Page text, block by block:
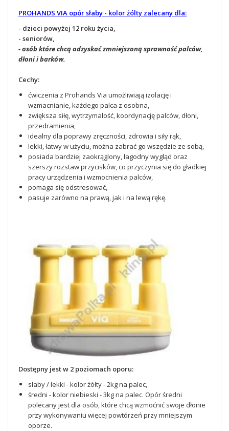
PROHANDS VIA opór słaby - kolor żólty zalecany dla:
- dzieci powyżej 12 roku życia,
- seniorów,
- osób które chcą odzyskać zmniejszoną sprawność palców,
dłoni i barków.
Cechy:
ćwiczenia z Prohands Via umożliwiają izolację i
wzmacnianie, każdego palca z osobna,
zwiększa siłę, wytrzymałość, koordynację palców, dłoni,
przedramienia,
idealny dla poprawy zręczności, zdrowia i siły rąk,
lekki, łatwy w użyciu, można zabrać go wszędzie ze sobą,
posiada bardziej zaokrąglony, łagodny wygląd oraz
szerszy rozstaw przycisków, co przyczynia się do gładkiej
pracy urządzenia i wzmocnienia palców,
pomaga się odstresować,
pasuje zarówno na prawą, jak i na lewą rękę.
Dostępny jest w 2 poziomach oporu:
słaby / lekki - kolor żółty - 2kg na palec,
średni - kolor niebieski - 3kg na palec. Opór średni
polecany jest dla osób, które chcą wzmoćnić swoje dłonie
przy wykonywaniu więcej powtórzeń przy mniejszym
oporze.